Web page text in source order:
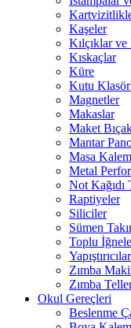
Kaşeler
Kılçıklar ve
Kıskaçlar
Küre
Kutu
Magnetler
Makaslar
Maket
Mantar
Masa
Metal
Not Kağıdı
Raptiyeler
Siliciler
Sümen
Toplu
Yapıştırıcılar
Zımba
Zımba
Okul Gereçleri
Beslenme